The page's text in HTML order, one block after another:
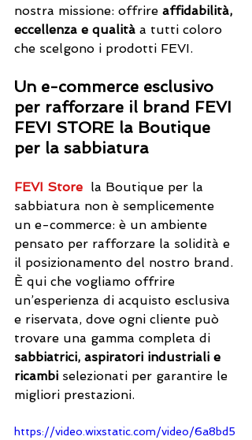
nostra missione: offrire affidabilità,
eccellenza e qualità a tutti coloro
che scelgono i prodotti FEVI.
Un e-commerce esclusivo
per rafforzare il brand FEVI
FEVI STORE la Boutique
per la sabbiatura
FEVI Store
  la Boutique per la
sabbiatura non è semplicemente
un e-commerce: è un ambiente
pensato per rafforzare la solidità e
il posizionamento del nostro brand.
È qui che vogliamo offrire
un’esperienza di acquisto esclusiva
e riservata, dove ogni cliente può
trovare una gamma completa di
sabbiatrici, aspiratori industriali e
ricambi selezionati per garantire le
migliori prestazioni.
https://video.wixstatic.com/video/6a8bd5